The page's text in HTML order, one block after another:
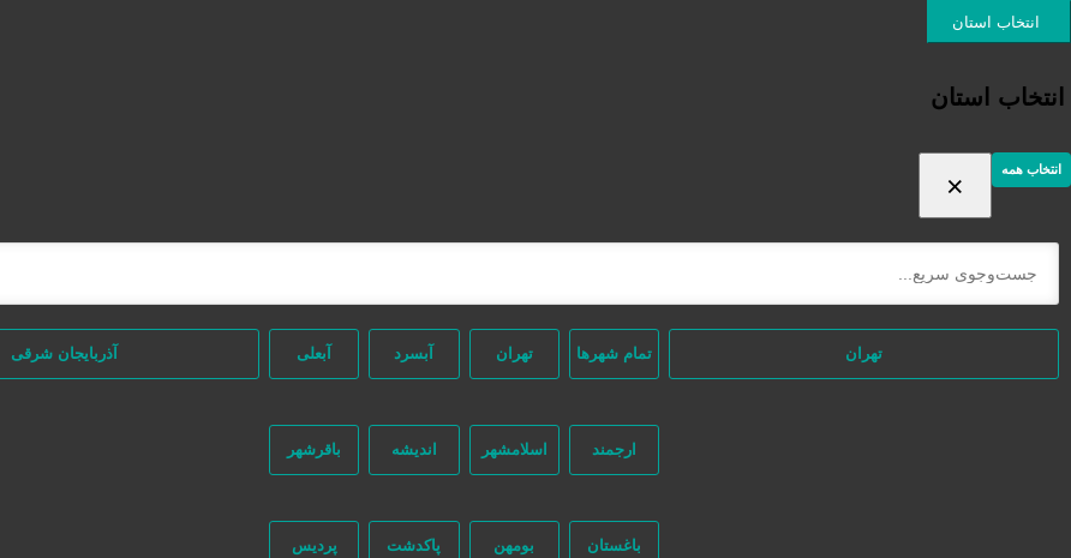
انتخاب استان
انتخاب استان
انتخاب همه ×
تهران تمام شهر‌ها تهران آبسرد آبعلی
ارجمند اسلامشهر اندیشه باقرشهر
باغستان بومهن پاکدشت پردیس
آذربایجان شرقی
ورود / ثبت نام